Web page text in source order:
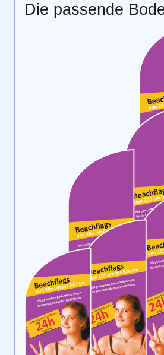
Die passende